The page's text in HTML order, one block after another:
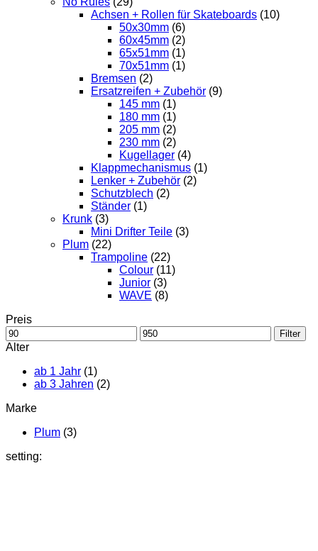
Achsen + Rollen für Skateboards (10)
50x30mm (6)
60x45mm (2)
65x51mm (1)
70x51mm (1)
Bremsen (2)
Ersatzreifen + Zubehör (9)
145 mm (1)
180 mm (1)
205 mm (2)
230 mm (2)
Kugellager (4)
Klappmechanismus (1)
Lenker + Zubehör (2)
Schutzblech (2)
Ständer (1)
Krunk (3)
Mini Drifter Teile (3)
Plum (22)
Trampoline (22)
Colour (11)
Junior (3)
WAVE (8)
Preis
Min.
Preis
Max.
Preis
Filter
Alter
ab 1 Jahr (1)
ab 3 Jahren (2)
Marke
Plum (3)
setting: